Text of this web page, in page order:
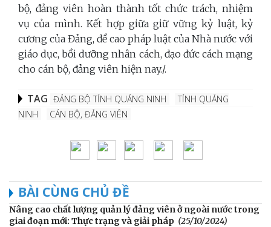
bộ, đảng viên hoàn thành tốt chức trách, nhiệm
vụ của mình. Kết hợp giữa giữ vững kỷ luật, kỷ
cương của Đảng, đề cao pháp luật của Nhà nước với
giáo dục, bồi dưỡng nhân cách, đạo đức cách mạng
cho cán bộ, đảng viên hiện nay./.
TAG ĐẢNG BỘ TỈNH QUẢNG NINH
TỈNH QUẢNG
NINH
CÁN BỘ, ĐẢNG VIÊN
BÀI CÙNG CHỦ ĐỀ
Nâng cao chất lượng quản lý đảng viên ở ngoài nước trong
giai đoạn mới: Thực trạng và giải pháp (25/10/2024)